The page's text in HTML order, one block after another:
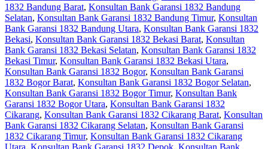
1832 Bandung Barat, Konsultan Bank Garansi 1832 Bandung
Selatan, Konsultan Bank Garansi 1832 Bandung Timur, Konsultan
Bank Garansi 1832 Bandung Utara, Konsultan Bank Garansi 1832
Bekasi, Konsultan Bank Garansi 1832 Bekasi Barat, Konsultan
Bank Garansi 1832 Bekasi Selatan, Konsultan Bank Garansi 1832
Bekasi Timur, Konsultan Bank Garansi 1832 Bekasi Utara,
Konsultan Bank Garansi 1832 Bogor, Konsultan Bank Garansi
1832 Bogor Barat, Konsultan Bank Garansi 1832 Bogor Selatan,
Konsultan Bank Garansi 1832 Bogor Timur, Konsultan Bank
Garansi 1832 Bogor Utara, Konsultan Bank Garansi 1832
Cikarang, Konsultan Bank Garansi 1832 Cikarang Barat, Konsultan
Bank Garansi 1832 Cikarang Selatan, Konsultan Bank Garansi
1832 Cikarang Timur, Konsultan Bank Garansi 1832 Cikarang
Utara, Konsultan Bank Garansi 1832 Depok, Konsultan Bank